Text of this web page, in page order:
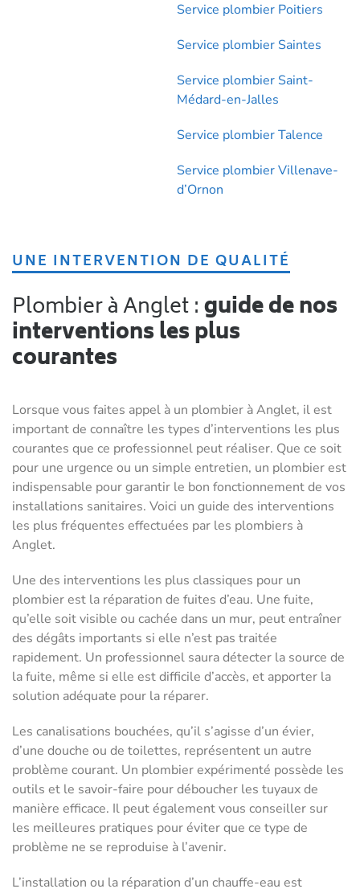
Service plombier Poitiers
Service plombier Saintes
Service plombier Saint-
Médard-en-Jalles
Service plombier Talence
Service plombier Villenave-
d’Ornon
UNE INTERVENTION DE QUALITÉ
Plombier à Anglet :guide de nos
interventions les plus
courantes
Lorsque vous faites appel à un plombier à Anglet, il est
important de connaître les types d’interventions les plus
courantes que ce professionnel peut réaliser. Que ce soit
pour une urgence ou un simple entretien, un plombier est
indispensable pour garantir le bon fonctionnement de vos
installations sanitaires. Voici un guide des interventions
les plus fréquentes effectuées par les plombiers à
Anglet.
Une des interventions les plus classiques pour un
plombier est la réparation de fuites d’eau. Une fuite,
qu’elle soit visible ou cachée dans un mur, peut entraîner
des dégâts importants si elle n’est pas traitée
rapidement. Un professionnel saura détecter la source de
la fuite, même si elle est difficile d’accès, et apporter la
solution adéquate pour la réparer.
Les canalisations bouchées, qu’il s’agisse d’un évier,
d’une douche ou de toilettes, représentent un autre
problème courant. Un plombier expérimenté possède les
outils et le savoir-faire pour déboucher les tuyaux de
manière efficace. Il peut également vous conseiller sur
les meilleures pratiques pour éviter que ce type de
problème ne se reproduise à l’avenir.
L’installation ou la réparation d’un chauffe-eau est